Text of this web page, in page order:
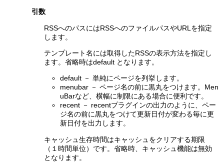
引数
RSSへのパスにはRSSへのファイルパスやURLを指定
します。
テンプレート名には取得したRSSの表示方法を指定し
ます。省略時はdefault となります。
default － 単純にページを列挙します。
menubar － ページ名の前に黒丸をつけます。Men
uBarなど、横幅に制限にある場合に便利です。
recent － recentプラグインの出力のように、ペー
ジ名の前に黒丸をつけて更新日付が変わる毎に更
新日付を出力します。
キャッシュ生存時間はキャッシュをクリアする期限
（１時間単位）です。省略時、キャッシュ機能は無効
となります。